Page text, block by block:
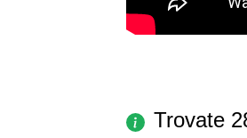
Trovate